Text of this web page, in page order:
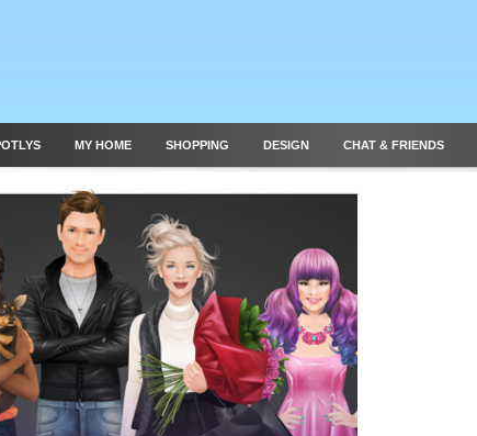
MY HOME SHOPPING DESIGN CHAT & FRIENDS